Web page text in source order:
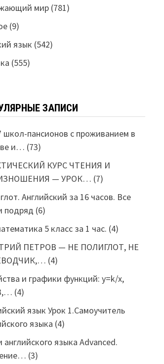
мир(781)
(9)
язык (542)
(555)
ЗАПИСИ
школ-пансионов с проживанием в
и… (73)
КУРС ЧТЕНИЯ И
— УРОК… (7)
Английский за 16 часов. Все
подряд (6)
5 класс за 1 час. (4)
ПЕТРОВ — НЕ ПОЛИГЛОТ, НЕ
(4)
и графики функций: y=k/x,
(4)
язык Урок 1.Самоучитель
языка (4)
английского языка Advanced.
(3)